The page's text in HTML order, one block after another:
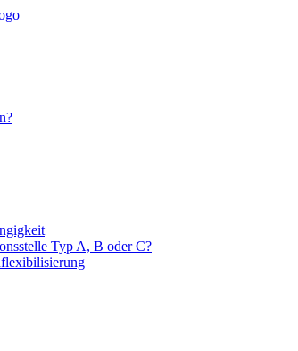
Typ A, B oder C?